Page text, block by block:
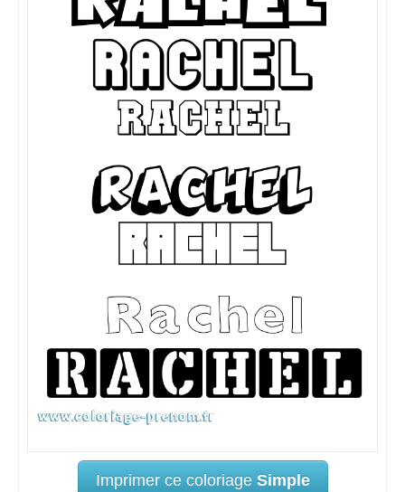
Imprimer ce coloriage Simple